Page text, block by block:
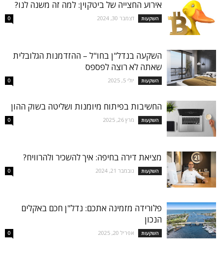
אירוע החצייה של ביטקוין: למה זה משנה לנו?
השקעות דצמבר 30, 2024 0
השקעה בנדל"ן בחו"ל – ההזדמנות הגלובלית
שאתה לא רוצה לפספס
השקעות יולי 5, 2025 0
החשיבות בפיתוח מיומנות ושליטה בשוק ההון
השקעות מרץ 26, 2025 0
מציאת דירה בחיפה: איך להשכיר ולהרוויח?
השקעות נובמבר 21, 2024 0
פלורידה מזמינה אתכם: נדל"ן חכם באקלים
הנכון
השקעות אפריל 20, 2025 0